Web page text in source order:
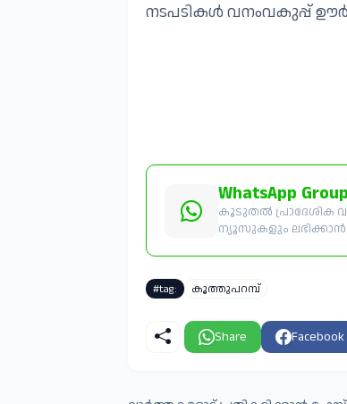
നടപടികൾ വനംവകുപ്പ്
WhatsApp Group
കൂടുതൽ പ്രാദേശിക
ന്യൂസുകളും ലഭിക്കാൻ
#tag: കൂത്തുപറമ്പ്
Share Facebook